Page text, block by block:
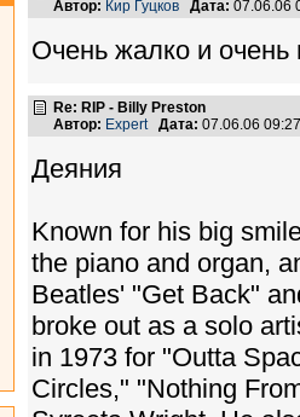
Автор: Кир Гуцков Дата:
Очень жалко и очень
Re: RIP - Billy Preston
Автор: Expert Дата: 07.06.06
Деяния
Known for his big
the piano and organ,
Beatles' "Get Back"
broke out as a solo
in 1973 for "Outta
Circles," "Nothing